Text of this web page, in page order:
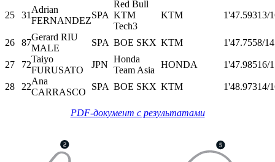
25 31
Adrian
FERNANDEZ
SPA
Red Bull
KTM
Tech3
KTM 1'47.59313/
26 87
Gerard RIU
MALE
SPA BOE SKX KTM 1'47.7558/14
27 72
Taiyo
FURUSATO
JPN
Honda
Team Asia
HONDA 1'47.98516/
28 22
Ana
CARRASCO
SPA BOE SKX KTM 1'48.97314/
PDF-документ с результатами